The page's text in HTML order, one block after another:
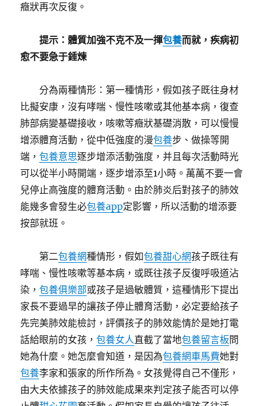
癥狀再次反復。
提示：體質加強不克不及一揮包養而就，疾病初
愈不要急于錘煉
分為兩種情形：第一種情形，假如孩子既往身材
比擬安康，沒有哮喘、慢性咳嗽或其他基本病，復查
肺部病變基礎接收，咳嗽等癥狀基礎消散，可以慢慢
增添體育活動，從中低強度的漫包養步、做操等開
端，包養意思逐步增添活動強度，并且每次活動時光
可以從半小時開端，逐步增添至1小時。萬萬不要一會
兒停止高強度的體育活動。由於肺炎后對孩子的肺效
能幾多會發生必包養app定影響，所以活動的增添要
按部就班。
第二包養網種情形，假如包養甜心網孩子既往有
哮喘、慢性咳嗽等基本病，或既往孩子反復呼吸道沾
染，包養俱樂部或孩子是過敏體質，這種情形下提出
家長不要過早的讓孩子停止體育活動，必定要給孩子
先完美肺效能檢討，評價孩子的肺效能情於是她打電
話給眼前的女孩，包養女人直截了當地包養留言板問
她為什麼。她怎麼會知道，是因為包養網車馬費她對
包養李家和張家的所作所為。女孩覺得自己不僅形，
由大夫依據孩子的肺效能成果來判定孩子能否可以停